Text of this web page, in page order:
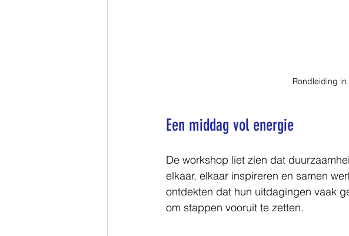
Rondleiding
Een middag vol energie
De workshop liet zien dat
elkaar, elkaar inspireren en samen
ontdekten dat hun uitdagingen vaak
om stappen vooruit te zetten.